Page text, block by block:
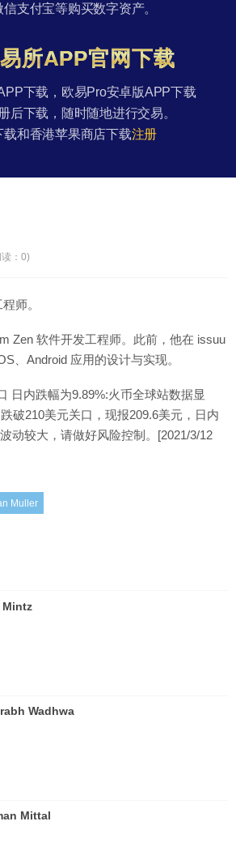
支付宝等购买数字资产。
所APP官网下载
下载，欧易Pro安卓版APP下载
后下载，随时随地进行交易。
载和香港苹果商店下载注册
：0)
师。
Zen 软件开发工程师。此前，他在 issuu
、Android 应用的设计与实现。
日内跌幅为9.89%:火币全球站数据显
破210美元关口，现报209.6美元，日内
动较大，请做好风险控制。[2021/3/12
Muller
Mintz
Wadhwa
Mittal